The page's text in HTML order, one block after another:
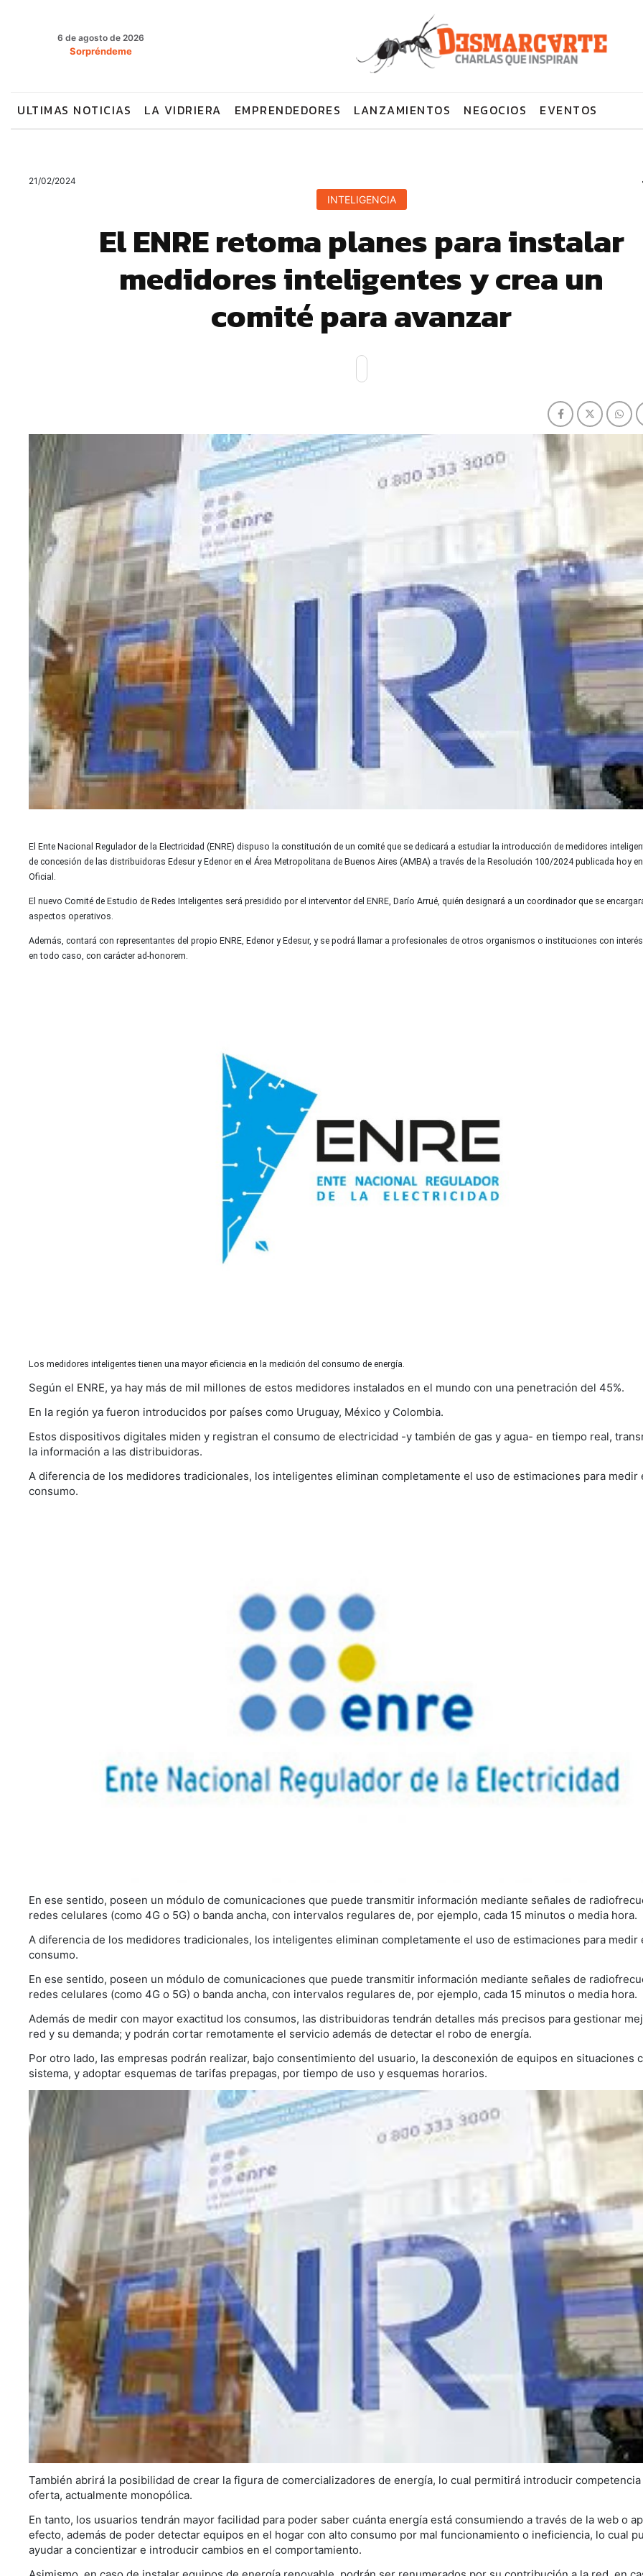
6 de agosto de 2026
Sorpréndeme
ULTIMAS NOTICIAS LA VIDRIERA EMPRENDEDORES LANZAMIENTOS NEGOCIOS EVENTOS
21/02/2024
INTELIGENCIA
El ENRE retoma planes para instalar
medidores inteligentes y crea un
comité para avanzar
El Ente Nacional Regulador de la Electricidad (ENRE) dispuso la constitución de un comité que se dedicará a estudiar la introducción de medidores
de concesión de las distribuidoras Edesur y Edenor en el Área Metropolitana de Buenos Aires (AMBA) a través de la Resolución 100/2024 publicada hoy
Oficial.
El nuevo Comité de Estudio de Redes Inteligentes será presidido por el interventor del ENRE, Darío Arrué, quién designará a un coordinador que se
aspectos operativos.
Además, contará con representantes del propio ENRE, Edenor y Edesur, y se podrá llamar a profesionales de otros organismos o instituciones con interés
en todo caso, con carácter ad-honorem.
Los medidores inteligentes tienen una mayor eficiencia en la medición del consumo de energía.
Según el ENRE, ya hay más de mil millones de estos medidores instalados en el mundo con una penetración del 45%.
En la región ya fueron introducidos por países como Uruguay, México y Colombia.
Estos dispositivos digitales miden y registran el consumo de electricidad -y también de gas y agua- en tiempo real,
la información a las distribuidoras.
A diferencia de los medidores tradicionales, los inteligentes eliminan completamente el uso de estimaciones para medir
consumo.
En ese sentido, poseen un módulo de comunicaciones que puede transmitir información mediante señales de
redes celulares (como 4G o 5G) o banda ancha, con intervalos regulares de, por ejemplo, cada 15 minutos o media hora.
A diferencia de los medidores tradicionales, los inteligentes eliminan completamente el uso de estimaciones para medir
consumo.
En ese sentido, poseen un módulo de comunicaciones que puede transmitir información mediante señales de
redes celulares (como 4G o 5G) o banda ancha, con intervalos regulares de, por ejemplo, cada 15 minutos o media hora.
Además de medir con mayor exactitud los consumos, las distribuidoras tendrán detalles más precisos para gestionar
red y su demanda; y podrán cortar remotamente el servicio además de detectar el robo de energía.
Por otro lado, las empresas podrán realizar, bajo consentimiento del usuario, la desconexión de equipos en situaciones
sistema, y adoptar esquemas de tarifas prepagas, por tiempo de uso y esquemas horarios.
También abrirá la posibilidad de crear la figura de comercializadores de energía, lo cual permitirá introducir competencia
oferta, actualmente monopólica.
En tanto, los usuarios tendrán mayor facilidad para poder saber cuánta energía está consumiendo a través de la web o
efecto, además de poder detectar equipos en el hogar con alto consumo por mal funcionamiento o ineficiencia, lo cual
ayudar a concientizar e introducir cambios en el comportamiento.